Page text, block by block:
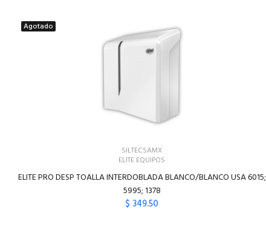
Agotado
SILTECSAMX
ELITE EQUIPOS
ELITE PRO DESP TOALLA INTERDOBLADA BLANCO/BLANCO USA 6015;
5995; 1378
$ 349.50